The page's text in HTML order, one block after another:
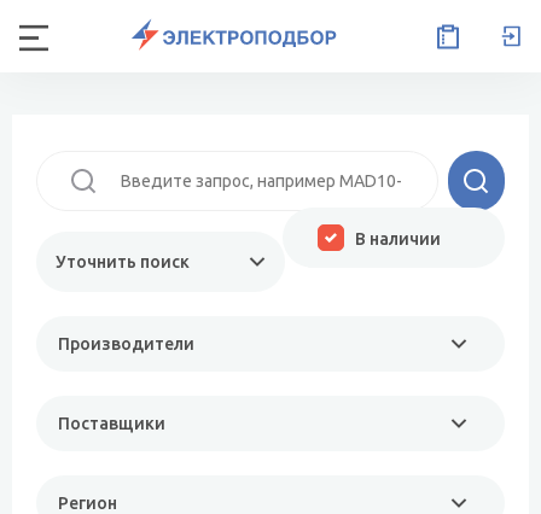
Уточнить поиск
Производители
Поставщики
Регион
В наличии